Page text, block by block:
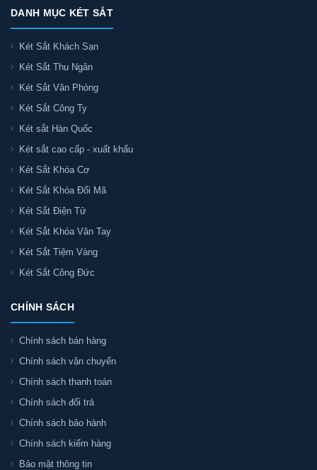
DANH MỤC KÉT SẮT
Két Sắt Khách Sạn
Két Sắt Thu Ngân
Két Sắt Văn Phòng
Két Sắt Công Ty
Két sắt Hàn Quốc
Két sắt cao cấp - xuất khẩu
Két Sắt Khóa Cơ
Két Sắt Khóa Đổi Mã
Két Sắt Điện Tử
Két Sắt Khóa Vân Tay
Két Sắt Tiệm Vàng
Két Sắt Công Đức
CHÍNH SÁCH
Chính sách bán hàng
Chính sách vận chuyển
Chính sách thanh toán
Chính sách đổi trả
Chính sách bảo hành
Chính sách kiểm hàng
Bảo mật thông tin